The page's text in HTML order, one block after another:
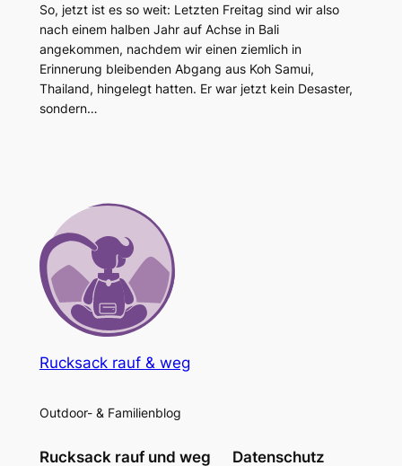
So, jetzt ist es so weit: Letzten Freitag sind wir also
nach einem halben Jahr auf Achse in Bali
angekommen, nachdem wir einen ziemlich in
Erinnerung bleibenden Abgang aus Koh Samui,
Thailand, hingelegt hatten. Er war jetzt kein Desaster,
sondern…
Rucksack rauf & weg
Outdoor- & Familienblog
Rucksack rauf und weg Datenschutz